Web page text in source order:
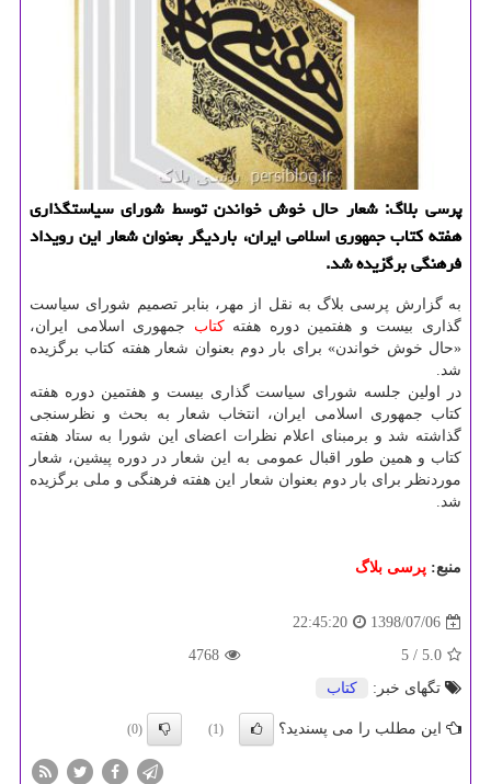
پرسی بلاگ: شعار حال خوش خواندن توسط شورای سیاستگذاری
هفته كتاب جمهوری اسلامی ایران، باردیگر بعنوان شعار این رویداد
فرهنگی برگزیده شد.
به گزارش پرسی بلاگ به نقل از مهر، بنابر تصمیم شورای سیاست
گذاری بیست و هفتمین دوره هفتهكتاب جمهوری اسلامی ایران،
«حال خوش خواندن» برای بار دوم بعنوان شعار هفته كتاب برگزیده
شد.
در اولین جلسه شورای سیاست گذاری بیست و هفتمین دوره هفته
كتاب جمهوری اسلامی ایران، انتخاب شعار به بحث و نظرسنجی
گذاشته شد و برمبنای اعلام نظرات اعضای این شورا به ستاد هفته
كتاب و همین طور اقبال عمومی به این شعار در دوره پیشین، شعار
موردنظر برای بار دوم بعنوان شعار این هفته فرهنگی و ملی برگزیده
شد.
منبع: پرسی بلاگ
1398/07/06
22:45:20
5.0
/ 5
4768
تگهای خبر:
كتاب
این مطلب را می پسندید؟ (1)
(0)